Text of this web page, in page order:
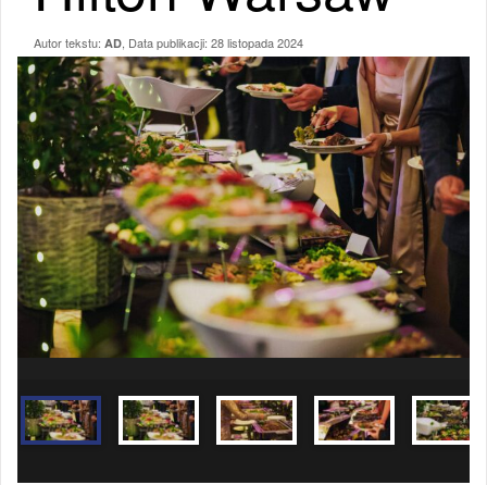
Autor tekstu: AD , Data publikacji: 28 listopada 2024